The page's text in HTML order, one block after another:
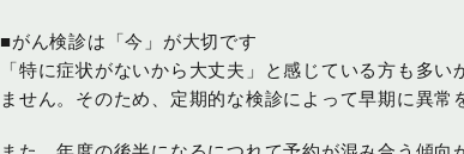
■がん検診は「今」が大切です
「特に症状がないから大丈夫」と感じている方も多
ません。そのため、定期的な検診によって早期に異常